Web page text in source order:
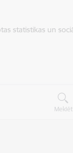
statistikas un
Meklēt